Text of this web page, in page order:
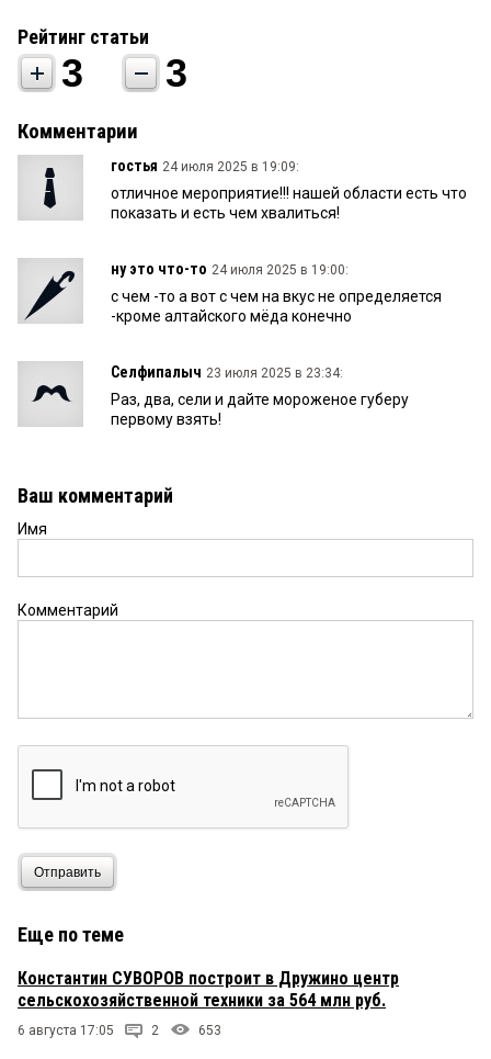
Рейтинг статьи
3 3
Комментарии
гостья 24 июля 2025 в 19:09:
отличное мероприятие!!! нашей области есть что
показать и есть чем хвалиться!
ну это что-то 24 июля 2025 в 19:00:
с чем -то а вот с чем на вкус не определяется
-кроме алтайского мёда конечно
Селфипалыч 23 июля 2025 в 23:34:
Раз, два, сели и дайте мороженое губеру
первому взять!
Ваш комментарий
Имя
Комментарий
Отправить
Еще по теме
Константин СУВОРОВ построит в Дружино центр
сельскохозяйственной техники за 564 млн руб.
6 августа 17:05 2 653